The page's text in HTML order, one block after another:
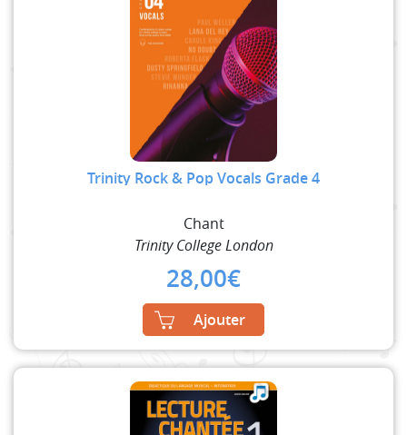
Trinity Rock & Pop Vocals Grade 4
Chant
Trinity College London
28,00€
Ajouter